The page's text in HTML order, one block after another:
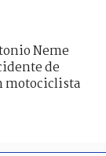
Neme
de
motociclista